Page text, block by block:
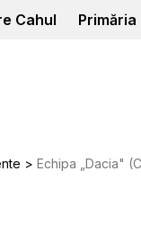
Cahul Primăria
Echipa „Dacia"